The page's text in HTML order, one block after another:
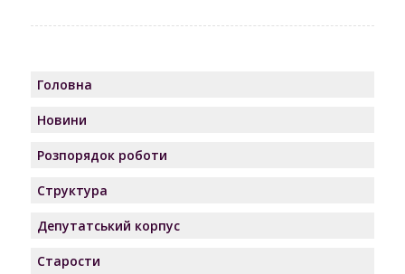
Головна
Новини
Розпорядок роботи
Структура
Депутатський корпус
Старости